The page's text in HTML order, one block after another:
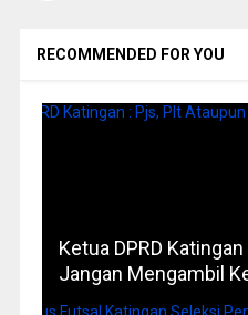
RECOMMENDED FOR YOU
Ketua DPRD
Jangan Mengambil